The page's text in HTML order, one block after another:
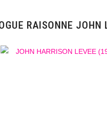
RAISONNE JOHN